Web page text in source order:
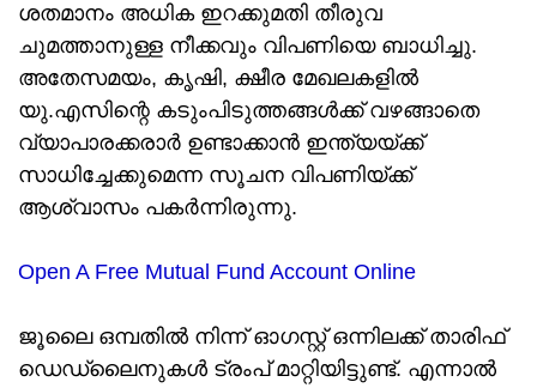
ശതമാനം അധിക ഇറക്കുമതി തീരുവ
ചുമത്താനുള്ള നീക്കവും വിപണിയെ ബാധിച്ചു.
അതേസമയം, കൃഷി, ക്ഷീര മേഖലകളില്‍
യു.എസിന്റെ കടുംപിടുത്തങ്ങള്‍ക്ക് വഴങ്ങാതെ
വ്യാപാരക്കരാര്‍ ഉണ്ടാക്കാന്‍ ഇന്ത്യയ്ക്ക്
സാധിച്ചേക്കുമെന്ന സൂചന വിപണിയ്ക്ക്
ആശ്വാസം പകര്‍ന്നിരുന്നു.
Open A Free Mutual Fund Account Online
ജൂലൈ ഒമ്പതില്‍ നിന്ന് ഓഗസ്റ്റ് ഒന്നിലക്ക് താരിഫ്
ഡെഡ്‌ലൈനുകള്‍ ട്രംപ് മാറ്റിയിട്ടുണ്ട്. എന്നാല്‍